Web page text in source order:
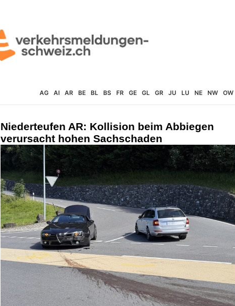
AG AI AR BE BL BS FR GE GL GR JU LU NE NW OW
Niederteufen AR: Kollision beim Abbiegen
verursacht hohen Sachschaden